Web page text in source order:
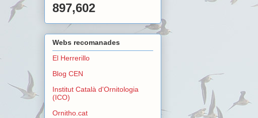
897,602
Webs recomanades
El Herrerillo
Blog CEN
Institut Català d'Ornitologia
(ICO)
Ornitho.cat